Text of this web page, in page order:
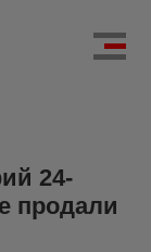
24-
продали